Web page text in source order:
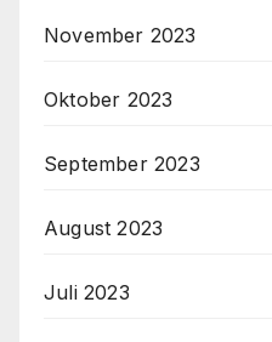
November 2023
Oktober 2023
September 2023
August 2023
Juli 2023